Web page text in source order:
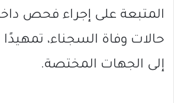
المتبعة على إجراء فحص
حالات وفاة السجناء، تمهيدًا
إلى الجهات المختصة.